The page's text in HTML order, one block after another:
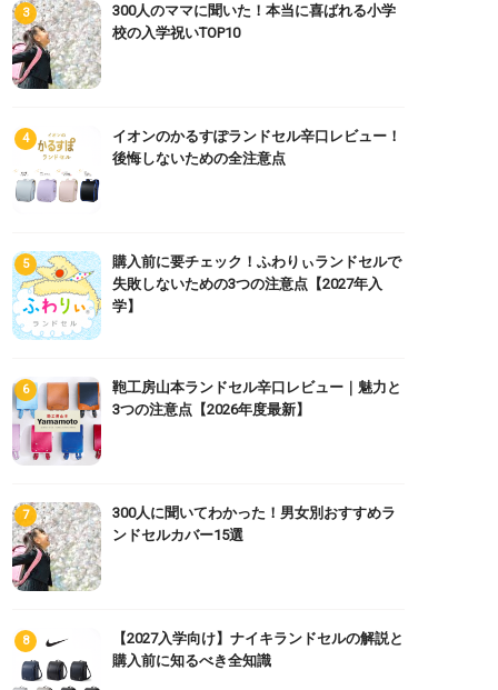
300人のママに聞いた！本当に喜ばれる小学
校の入学祝いTOP10
イオンのかるすぽランドセル辛口レビュー！
後悔しないための全注意点
購入前に要チェック！ふわりぃランドセルで
失敗しないための3つの注意点【2027年入
学】
鞄工房山本ランドセル辛口レビュー｜魅力と
3つの注意点【2026年度最新】
300人に聞いてわかった！男女別おすすめラ
ンドセルカバー15選
【2027入学向け】ナイキランドセルの解説と
購入前に知るべき全知識